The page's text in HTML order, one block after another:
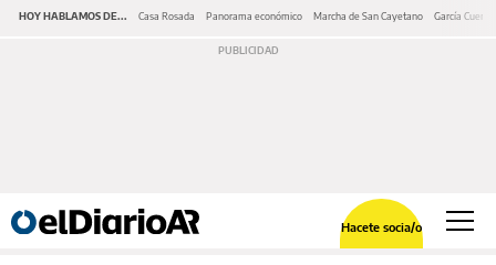
HOY HABLAMOS DE... Casa Rosada Panorama económico Marcha de San Cayetano García Cuerva
Hacete socia/o